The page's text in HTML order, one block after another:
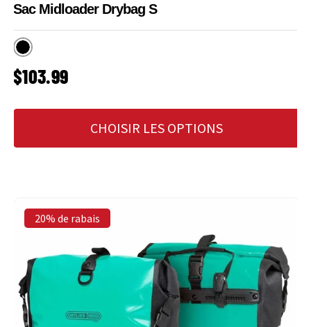
Sac Midloader Drybag S
Noir
PRIX HABITUEL
$103.99
CHOISIR LES OPTIONS
20% de rabais